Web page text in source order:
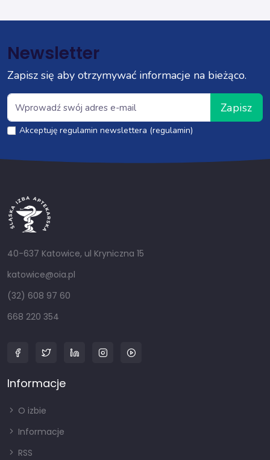
Newsletter
Zapisz się aby otrzymywać informacje na bieżąco.
Zapisz
Akceptuję regulamin newslettera (regulamin)
40-637 Katowice, ul Kryniczna 15
katowice@oia.pl
(32) 608 97 60
668 220 354
Informacje
O izbie
Informacje
RSS